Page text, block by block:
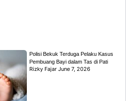
Polisi Bekuk Terduga Pelaku Kasus
Pembuang Bayi dalam Tas di Pati
Rizky FajarJune 7, 2026